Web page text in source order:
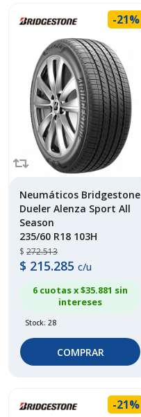
-21%
Neumáticos Bridgestone
Dueler Alenza Sport All
Season
235/60 R18 103H
$ 272.513
$ 215.285 c/u
6 cuotas x $35.881 sin
intereses
Stock: 28
COMPRAR
-21%